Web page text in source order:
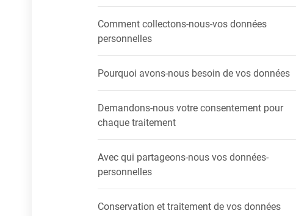
Comment collectons-nous-vos données
personnelles
Pourquoi avons-nous besoin de vos données
Demandons-nous votre consentement pour
chaque traitement
Avec qui partageons-nous vos données-
personnelles
Conservation et traitement de vos données